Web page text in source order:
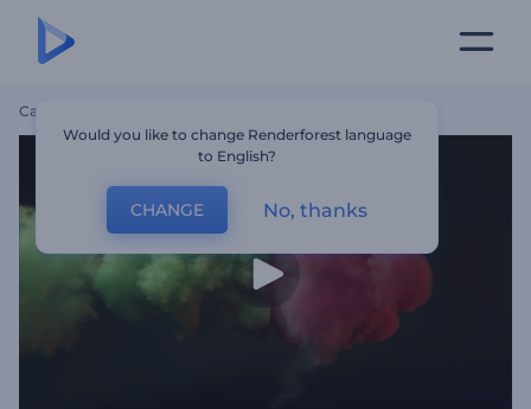
Casa
Would you like to change Renderforest language
to English?
CHANGE No, thanks